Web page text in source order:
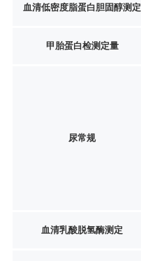
血清低密度脂蛋白胆固醇测定
甲胎蛋白检测定量
尿常规
血清乳酸脱氢酶测定